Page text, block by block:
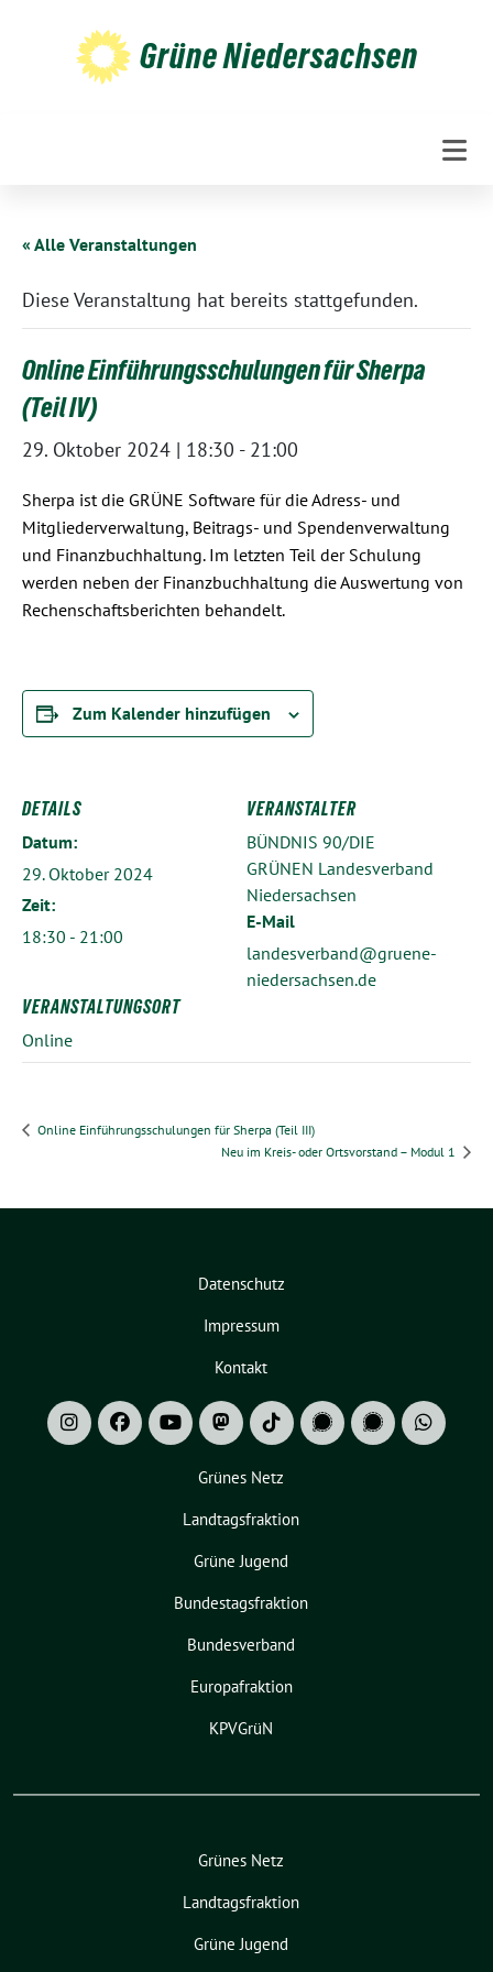
Grüne Niedersachsen
« Alle Veranstaltungen
Diese Veranstaltung hat bereits stattgefunden.
Online Einführungsschulungen für Sherpa
(Teil IV)
29. Oktober 2024 | 18:30 - 21:00
Sherpa ist die GRÜNE Software für die Adress- und
Mitgliederverwaltung, Beitrags- und Spendenverwaltung
und Finanzbuchhaltung. Im letzten Teil der Schulung
werden neben der Finanzbuchhaltung die Auswertung von
Rechenschaftsberichten behandelt.
Zum Kalender hinzufügen
DETAILS
Datum:
29. Oktober 2024
Zeit:
18:30 - 21:00
VERANSTALTUNGSORT
Online
VERANSTALTER
BÜNDNIS 90/DIE
GRÜNEN Landesverband
Niedersachsen
E-Mail
landesverband@gruene-
niedersachsen.de
Online Einführungsschulungen für Sherpa (Teil III)
Neu im Kreis- oder Ortsvorstand – Modul 1
Datenschutz
Impressum
Kontakt
Grünes Netz
Landtagsfraktion
Grüne Jugend
Bundestagsfraktion
Bundesverband
Europafraktion
KPVGrüN
Grünes Netz
Landtagsfraktion
Grüne Jugend